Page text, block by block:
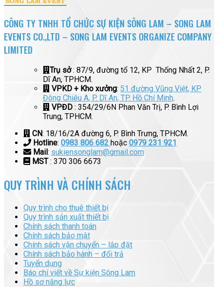
CÔNG TY TNHH TỔ CHỨC SỰ KIỆN SÔNG LAM – SONG LAM
EVENTS CO.,LTD – SONG LAM EVENTS ORGANIZE COMPANY
LIMITED
Trụ sở: 87/9, đường tổ 12, KP Thống Nhất 2, P.
Dĩ An, TPHCM.
VPKD + Kho xưởng: 51 đường Vũng Việt, KP
Đông Chiêu A, P. Dĩ An, TP. Hồ Chí Minh.
VPĐD : 354/29/6N Phan Văn Trị, P. Bình Lợi
Trung, TPHCM.
CN: 18/16/2A đường 6, P. Bình Trưng, TPHCM.
Hotline: 0983 806 682 hoặc 0979 231 921
Mail: sukiensonglam@gmail.com
MST: 370 306 6673
QUY TRÌNH VÀ CHÍNH SÁCH
Quy trình cho thuê thiết bị
Quy trình sản xuất thiết bị
Chính sách thanh toán
Chính sách bảo mật
Chính sách vận chuyển – lắp đặt
Chính sách bảo hành – đổi trả
Tuyển dụng
Báo chí viết về Sự kiện Sông Lam
Hồ sơ năng lực